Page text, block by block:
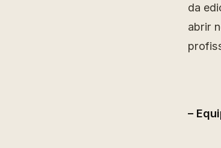
da
abrir
–